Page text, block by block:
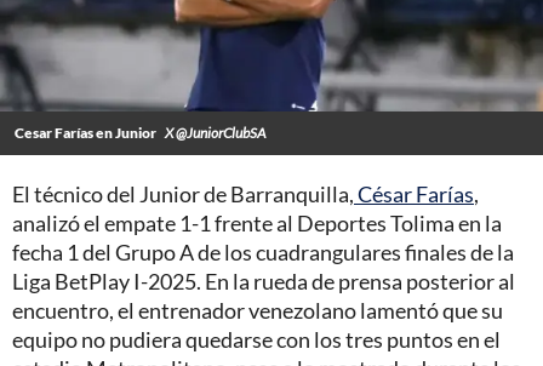
Cesar Farías en Junior X @JuniorClubSA
El técnico del Junior de Barranquilla,César Farías,
analizó el empate 1-1 frente al Deportes Tolima en la
fecha 1 del Grupo A de los cuadrangulares finales de la
Liga BetPlay I-2025. En la rueda de prensa posterior al
encuentro, el entrenador venezolano lamentó que su
equipo no pudiera quedarse con los tres puntos en el